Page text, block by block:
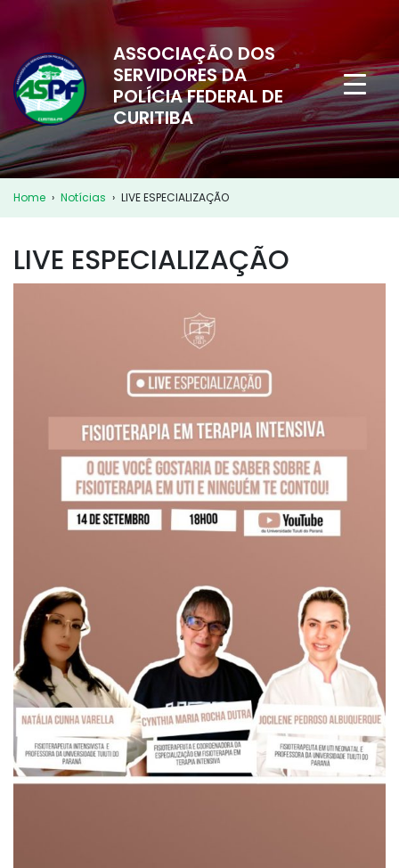
ASSOCIAÇÃO DOS
SERVIDORES DA
POLÍCIA FEDERAL DE
CURITIBA
Home › Notícias › LIVE ESPECIALIZAÇÃO
LIVE ESPECIALIZAÇÃO